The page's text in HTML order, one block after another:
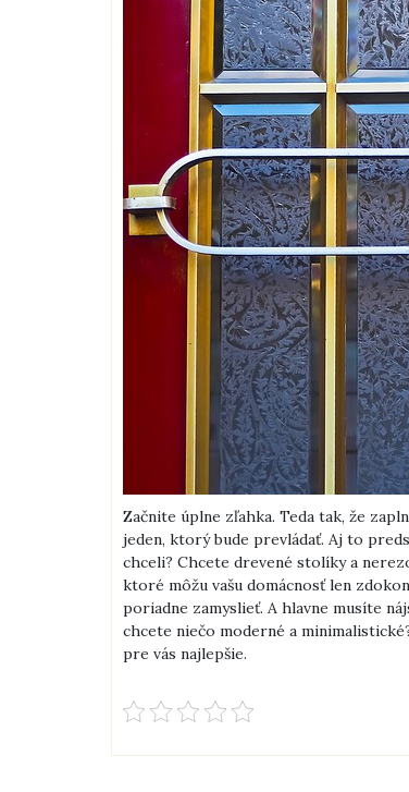
Začnite úplne zľahka. Teda tak, že
jeden, ktorý bude prevládať. Aj to
chceli? Chcete drevené stolíky a
ktoré môžu vašu domácnosť len
poriadne zamyslieť. A hlavne musíte
chcete niečo moderné a
pre vás najlepšie.